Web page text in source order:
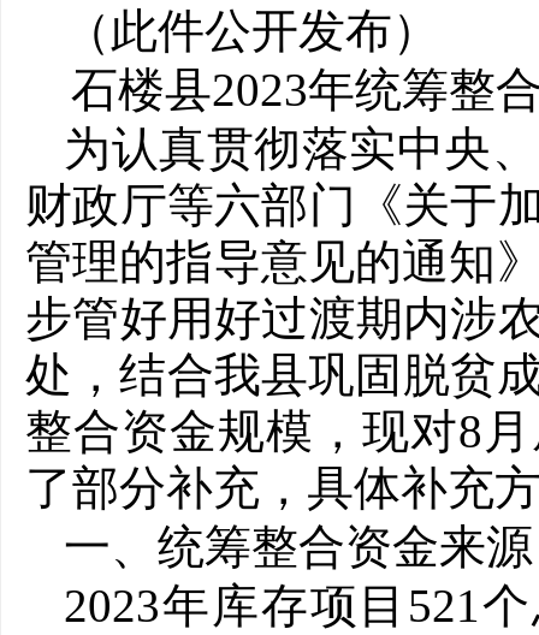
（此件公开发布）
石楼县2023年统筹整
为认真贯彻落实中央
财政厅等六部门《关于
管理的指导意见的通知
步管好用好过渡期内涉
处，结合我县巩固脱贫
整合资金规模，现对8
了部分补充，具体补充
一、统筹整合资金来源
2023年库存项目521